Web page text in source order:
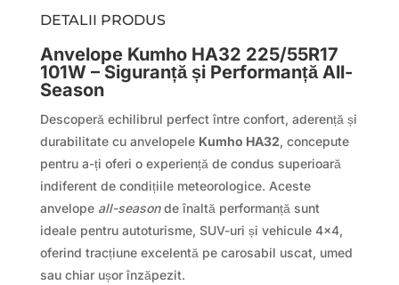
DETALII PRODUS
Anvelope Kumho HA32 225/55R17
101W – Siguranță și Performanță All-
Season
Descoperă echilibrul perfect între confort, aderență și
durabilitate cu anvelopele Kumho HA32, concepute
pentru a-ți oferi o experiență de condus superioară
indiferent de condițiile meteorologice. Aceste
anvelope all-seasonde înaltă performanță sunt
ideale pentru autoturisme, SUV-uri și vehicule 4×4,
oferind tracțiune excelentă pe carosabil uscat, umed
sau chiar ușor înzăpezit.